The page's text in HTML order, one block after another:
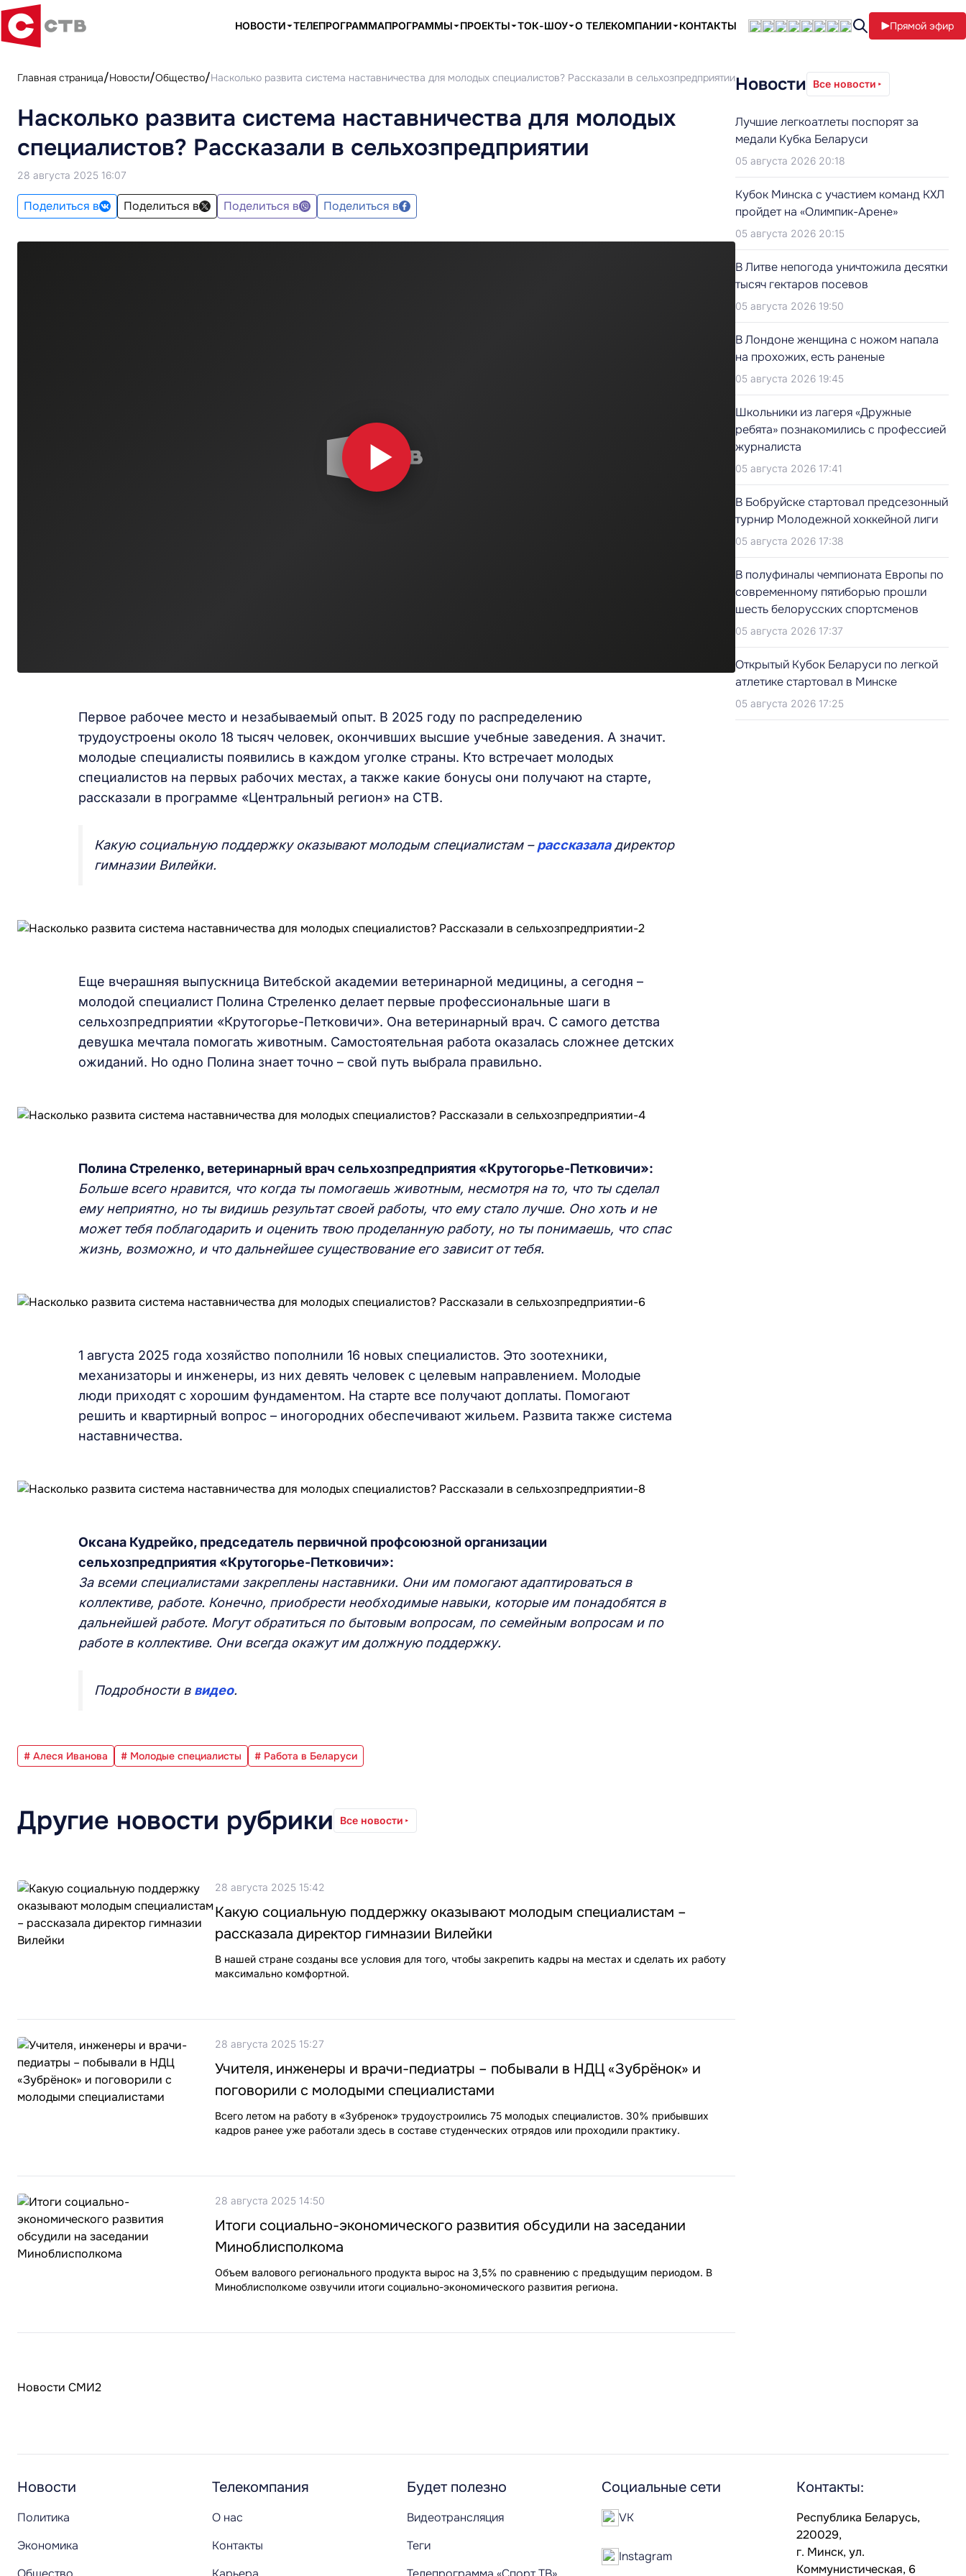
НОВОСТИ ТЕЛЕПРОГРАММАПРОГРАММЫ ПРОЕКТЫ ТОК-ШОУ О ТЕЛЕКОМПАНИИ КОНТАКТЫ Прямой эфир
Главная страница Новости Общество Насколько развита система наставничества для молодых специалистов? Рассказали в сельхозпредприятии
Насколько развита система наставничества для молодых
специалистов? Рассказали в сельхозпредприятии
28 августа 2025 16:07
Поделиться в Поделиться в Поделиться в Поделиться в
Первое рабочее место и незабываемый опыт. В 2025 году по распределению
трудоустроены около 18 тысяч человек, окончивших высшие учебные заведения. А значит.
молодые специалисты появились в каждом уголке страны. Кто встречает молодых
специалистов на первых рабочих местах, а также какие бонусы они получают на старте,
рассказали в программе «Центральный регион» на СТВ.
Какую социальную поддержку оказывают молодым специалистам –рассказаладиректор
гимназии Вилейки.
Еще вчерашняя выпускница Витебской академии ветеринарной медицины, а сегодня –
молодой специалист Полина Стреленко делает первые профессиональные шаги в
сельхозпредприятии «Крутогорье-Петковичи». Она ветеринарный врач. С самого детства
девушка мечтала помогать животным. Самостоятельная работа оказалась сложнее детских
ожиданий. Но одно Полина знает точно – свой путь выбрала правильно.
Полина Стреленко, ветеринарный врач сельхозпредприятия «Крутогорье-Петковичи»:
Больше всего нравится, что когда ты помогаешь животным, несмотря на то, что ты сделал
ему неприятно, но ты видишь результат своей работы, что ему стало лучше. Оно хоть и не
может тебя поблагодарить и оценить твою проделанную работу, но ты понимаешь, что спас
жизнь, возможно, и что дальнейшее существование его зависит от тебя.
1 августа 2025 года хозяйство пополнили 16 новых специалистов. Это зоотехники,
механизаторы и инженеры, из них девять человек с целевым направлением. Молодые
люди приходят с хорошим фундаментом. На старте все получают доплаты. Помогают
решить и квартирный вопрос – иногородних обеспечивают жильем. Развита также система
наставничества.
Оксана Кудрейко, председатель первичной профсоюзной организации
сельхозпредприятия «Крутогорье-Петковичи»:
За всеми специалистами закреплены наставники. Они им помогают адаптироваться в
коллективе, работе. Конечно, приобрести необходимые навыки, которые им понадобятся в
дальнейшей работе. Могут обратиться по бытовым вопросам, по семейным вопросам и по
работе в коллективе. Они всегда окажут им должную поддержку.
Подробности в видео.
# Алеся Иванова # Молодые специалисты # Работа в Беларуси
Другие новости рубрики Все новости
28 августа 2025 15:42
Какую социальную поддержку оказывают молодым специалистам –
рассказала директор гимназии Вилейки
В нашей стране созданы все условия для того, чтобы закрепить кадры на местах и сделать их работу
максимально комфортной.
28 августа 2025 15:27
Учителя, инженеры и врачи-педиатры – побывали в НДЦ «Зубрёнок» и
поговорили с молодыми специалистами
Всего летом на работу в «Зубренок» трудоустроились 75 молодых специалистов. 30% прибывших
кадров ранее уже работали здесь в составе студенческих отрядов или проходили практику.
28 августа 2025 14:50
Итоги социально-экономического развития обсудили на заседании
Миноблисполкома
Объем валового регионального продукта вырос на 3,5% по сравнению с предыдущим периодом. В
Миноблисполкоме озвучили итоги социально-экономического развития региона.
Новости СМИ2
Новости Все новости
Лучшие легкоатлеты поспорят за
медали Кубка Беларуси
05 августа 2026 20:18
Кубок Минска с участием команд КХЛ
пройдет на «Олимпик-Арене»
05 августа 2026 20:15
В Литве непогода уничтожила десятки
тысяч гектаров посевов
05 августа 2026 19:50
В Лондоне женщина с ножом напала
на прохожих, есть раненые
05 августа 2026 19:45
Школьники из лагеря «Дружные
ребята» познакомились с профессией
журналиста
05 августа 2026 17:41
В Бобруйске стартовал предсезонный
турнир Молодежной хоккейной лиги
05 августа 2026 17:38
В полуфиналы чемпионата Европы по
современному пятиборью прошли
шесть белорусских спортсменов
05 августа 2026 17:37
Открытый Кубок Беларуси по легкой
атлетике стартовал в Минске
05 августа 2026 17:25
Новости
Политика
Экономика
Телекомпания
О нас
Контакты
Будет полезно
Видеотрансляция
Теги
Социальные сети
VK
Instagram
Контакты:
Республика Беларусь,
220029,
г. Минск, ул.
Коммунистическая, 6